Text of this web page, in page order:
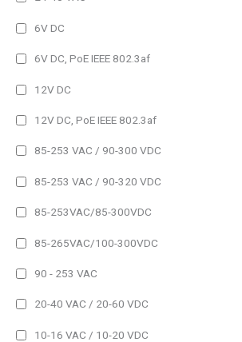
Monocolor
RGB (7 colores)
Alimentación
230V AC
230V AC/DC
24V DC
Interface
6V DC
6V DC, PoE IEEE 802.3af
12V DC
12V DC, PoE IEEE 802.3af
85-253 VAC / 90-300 VDC
85-253 VAC / 90-320 VDC
85-253VAC/85-300VDC
85-265VAC/100-300VDC
90 - 253 VAC
20-40 VAC / 20-60 VDC
10-16 VAC / 10-20 VDC